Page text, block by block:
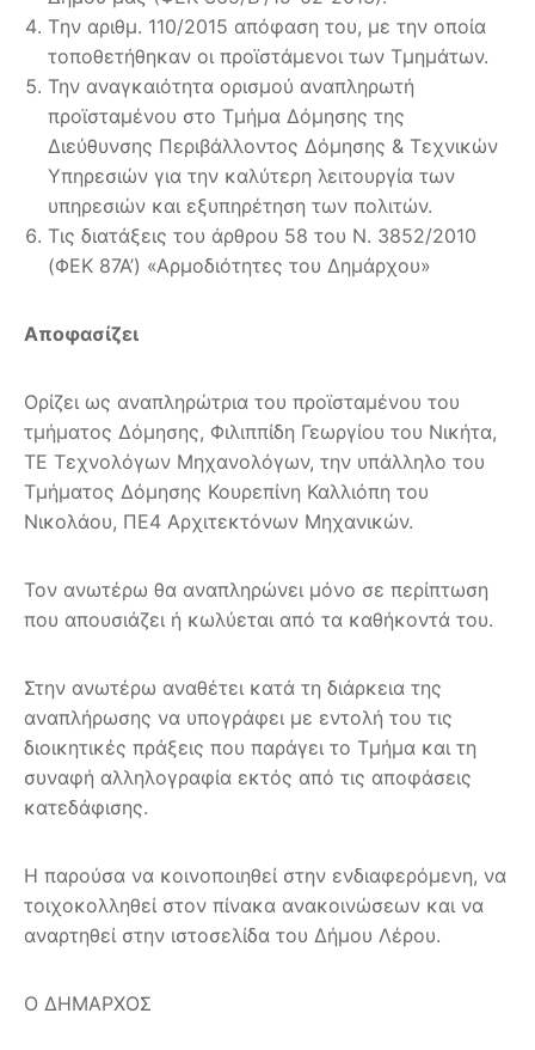
Tην αριθμ. 110/2015 απόφαση του, με την οποία
τοποθετήθηκαν οι προϊστάμενοι των Τμημάτων.
Την αναγκαιότητα ορισμού αναπληρωτή
προϊσταμένου στο Τμήμα Δόμησης της
Διεύθυνσης Περιβάλλοντος Δόμησης & Τεχνικών
Υπηρεσιών για την καλύτερη λειτουργία των
υπηρεσιών και εξυπηρέτηση των πολιτών.
Τις διατάξεις του άρθρου 58 του Ν. 3852/2010
(ΦΕΚ 87Α’) «Αρμοδιότητες του Δημάρχου»
Αποφασίζει
Ορίζει ως αναπληρώτρια του προϊσταμένου του
τμήματος Δόμησης, Φιλιππίδη Γεωργίου του Νικήτα,
ΤΕ Τεχνολόγων Μηχανολόγων, την υπάλληλο του
Τμήματος Δόμησης Κουρεπίνη Καλλιόπη του
Νικολάου, ΠΕ4 Αρχιτεκτόνων Μηχανικών.
Τον ανωτέρω θα αναπληρώνει µόνο σε περίπτωση
που απουσιάζει ή κωλύεται από τα καθήκοντά του.
Στην ανωτέρω αναθέτει κατά τη διάρκεια της
αναπλήρωσης να υπογράφει με εντολή του τις
διοικητικές πράξεις που παράγει το Τμήμα και τη
συναφή αλληλογραφία εκτός από τις αποφάσεις
κατεδάφισης.
Η παρούσα να κοινοποιηθεί στην ενδιαφερόμενη, να
τοιχοκολληθεί στον πίνακα ανακοινώσεων και να
αναρτηθεί στην ιστοσελίδα του Δήμου Λέρου.
Ο ΔΗΜΑΡΧΟΣ